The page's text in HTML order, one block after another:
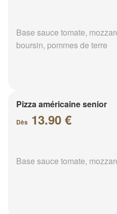
Base sauce tomate,
boursin, pommes de terre
Pizza américaine senior
Dès 13.90 €
Base sauce tomate,